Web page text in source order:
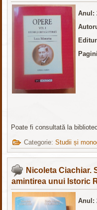
Anul:
Poate fi consultată la
Categorie:Studii și
Nicoleta Ciachiar.
amintirea unui Istoric
Anul: